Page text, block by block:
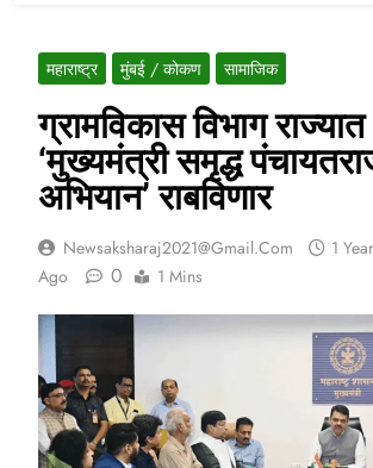
महाराष्ट्र मुंबई / कोकण सामाजिक
ग्रामविकास विभाग राज्यात
‘मुख्यमंत्री समृद्ध
अभियान’ राबविणार
Newsaksharaj2021@gmail.com
1 Year
Ago
0 1 Mins